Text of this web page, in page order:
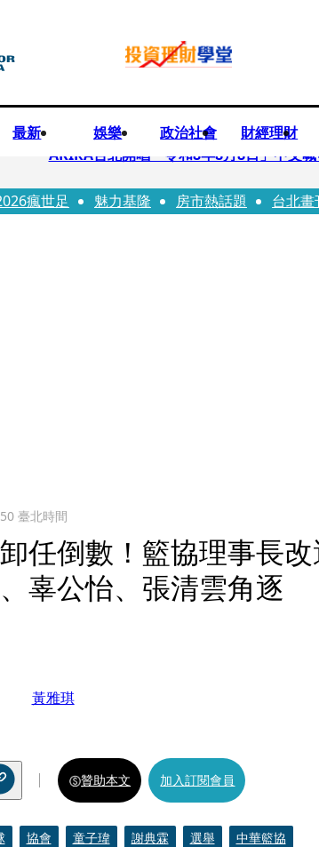
最新 娛樂 政治社會 財經理財
快訊
AKIRA台北開唱「令和8年8月8日」中文
快訊
台灣新冠期間沒疫苗可打？ 律師列3款嗆
瘋世足 魅力基隆 房市熱話題 台北畫
臺北時間
任倒數！籃協理事長
辜公怡、張清雲角逐
黃雅琪
贊助本文 加入訂閱會員
協會 童子瑋 謝典霖 選舉 中華籃協